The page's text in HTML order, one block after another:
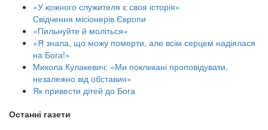
«У кожного служителя є своя історія»
Свідчення місіонерів Європи
«Пильнуйте й моліться»
«Я знала, що можу померти, але всім серцем надіялася
на Бога!»
Микола Кулакевич: «Ми покликані проповідувати,
незалежно від обставин»
Як привести дітей до Бога
Останні газети